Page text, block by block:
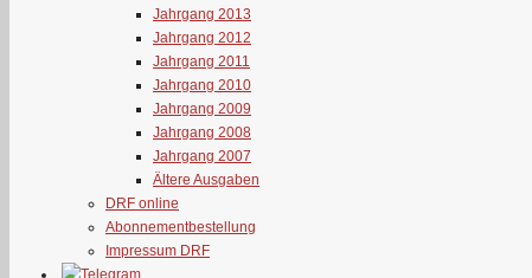
Jahrgang 2013
Jahrgang 2012
Jahrgang 2011
Jahrgang 2010
Jahrgang 2009
Jahrgang 2008
Jahrgang 2007
Ältere Ausgaben
DRF online
Abonnementbestellung
Impressum DRF